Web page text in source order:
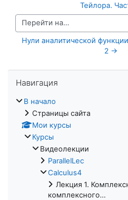
Тейлора.
Перейти на...
Нули аналитической
2 →
Навигация
В начало
Страницы сайта
Мои курсы
Курсы
Видеолекции
ParallelLec
Calculus4
Лекция 1.
комплексного...